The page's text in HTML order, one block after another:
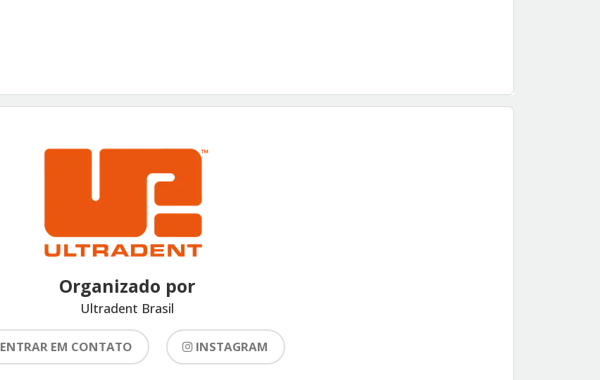
Organizado por
Ultradent Brasil
ENTRAR EM CONTATO INSTAGRAM